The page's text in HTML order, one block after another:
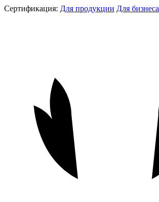
Сертификация: Для продукции Для бизнеса